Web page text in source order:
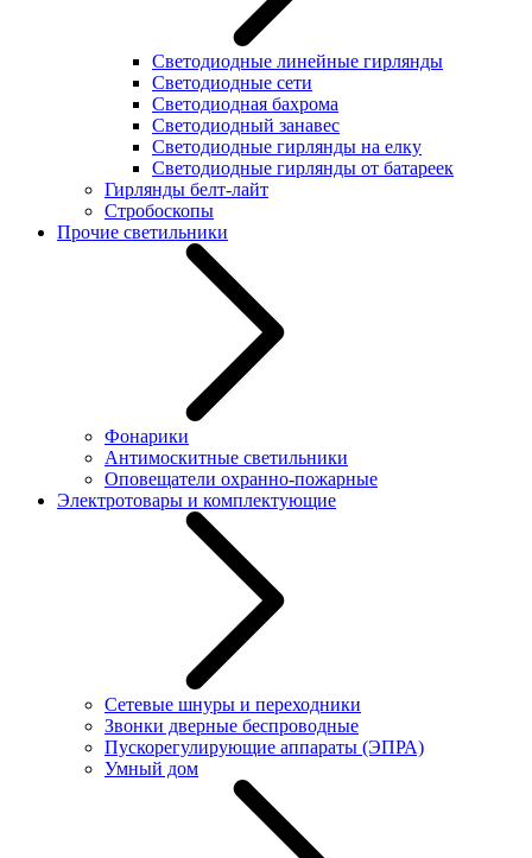
Светодиодные линейные гирлянды
Светодиодные сети
Светодиодная бахрома
Светодиодный занавес
Светодиодные гирлянды на елку
Светодиодные гирлянды от батареек
Гирлянды белт-лайт
Стробоскопы
Прочие светильники
Фонарики
Антимоскитные светильники
Оповещатели охранно-пожарные
Электротовары и комплектующие
Сетевые шнуры и переходники
Звонки дверные беспроводные
Пускорегулирующие аппараты (ЭПРА)
Умный дом